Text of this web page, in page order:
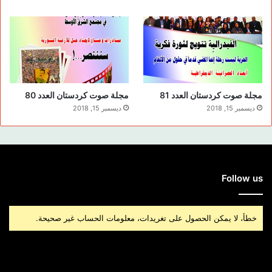
التاريخية عبر أفكار استهلاكية حداثوية مادية تحت اسم العولمة أو
التقدم أو حتى العصرنة ! طبعاً الهدف منها هو إفراغ المنطقة من
سكانها الأصليين وتسهيل عمليات الهجرة كشكل آخر من أشكال
الإبادة.
ثانياً: إضعاف روح المقاومة والحماية من خلال التشهير بعمل
المقاومين والتشويش عليه أو تشويهه أو تصويرهه كعمل غير ضروري
المجتمع على الدفاع عن نفسه، لذا لابد له من أن يهرب من مقاومة
تقف هي نفسها وراء هذه
الهجمات.
مجلة صوت كردستان العدد 81
ديسمبر 15, 2018
مجلة صوت كردستان العدد 80
ديسمبر 15, 2018
Follow us
خطأ، لا يمكن الحصول على تغريدات، معلومات الحساب غير صحيحة.